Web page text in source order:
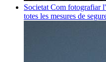
Societat Com fotografiar
totes les mesures de